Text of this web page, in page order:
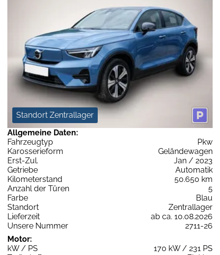
Standort Zentrallager
Allgemeine Daten:
Fahrzeugtyp
Pkw
Karosserieform
Geländewagen
Erst-Zul.
Jan / 2023
Getriebe
Automatik
Kilometerstand
50.650 km
Anzahl der Türen
5
Farbe
Blau
Standort
Zentrallager
Lieferzeit
ab ca. 10.08.2026
Unsere Nummer
2711-26
Motor:
kW / PS
170 kW / 231 PS